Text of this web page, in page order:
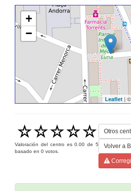
+
−
Leaflet |
Valoración del centro es0.00 de5
basado en 0 votos.
Otros
Volver a